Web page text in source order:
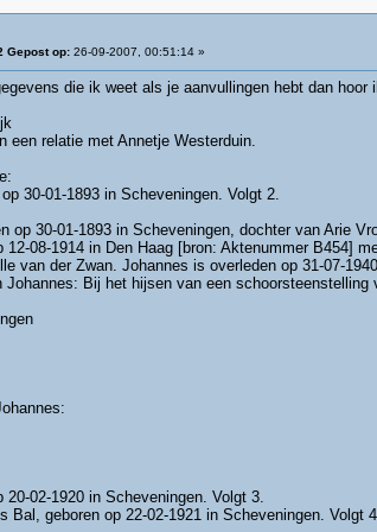
Gepost op:26-09-2007, 00:51:14 »
die ik weet als je aanvullingen hebt dan hoor
een relatie met Annetje Westerduin.
30-01-1893 in Scheveningen. Volgt 2.
op 30-01-1893 in Scheveningen, dochter van Arie
12-08-1914 in Den Haag [bron: Aktenummer B454]
van der Zwan. Johannes is overleden op 31-07-
Johannes: Bij het hijsen van een
20-02-1920 in Scheveningen. Volgt 3.
Bal, geboren op 22-02-1921 in Scheveningen. Volgt